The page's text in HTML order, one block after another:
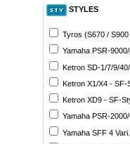
STYLES
Tyros (S670 /
Yamaha PSR-
Ketron SD-1/7/9/
Ketron X1/X4 - SF-
Ketron XD9 - SF-
Yamaha PSR-
Yamaha SFF 4